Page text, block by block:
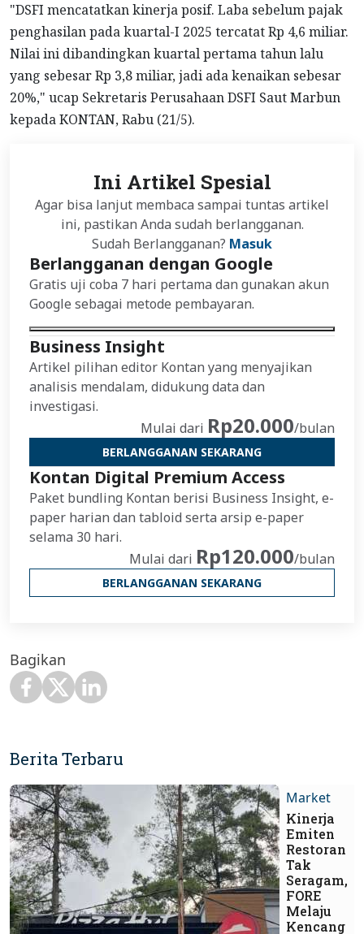
"DSFI mencatatkan kinerja posif. Laba sebelum pajak
penghasilan pada kuartal-I 2025 tercatat Rp 4,6 miliar.
Nilai ini dibandingkan kuartal pertama tahun lalu
yang sebesar Rp 3,8 miliar, jadi ada kenaikan sebesar
20%," ucap Sekretaris Perusahaan DSFI Saut Marbun
kepada KONTAN, Rabu (21/5).
Ini Artikel Spesial
Agar bisa lanjut membaca sampai tuntas artikel
ini, pastikan Anda sudah berlangganan.
Sudah Berlangganan? Masuk
Berlangganan dengan Google
Gratis uji coba 7 hari pertama dan gunakan akun
Google sebagai metode pembayaran.
Business Insight
Artikel pilihan editor Kontan yang menyajikan
analisis mendalam, didukung data dan
investigasi.
Mulai dari Rp20.000/bulan
BERLANGGANAN SEKARANG
Kontan Digital Premium Access
Paket bundling Kontan berisi Business Insight, e-
paper harian dan tabloid serta arsip e-paper
selama 30 hari.
Mulai dari Rp120.000/bulan
BERLANGGANAN SEKARANG
Bagikan
Berita Terbaru
Market
Kinerja
Emiten
Restoran
Tak
Seragam,
FORE
Melaju
Kencang